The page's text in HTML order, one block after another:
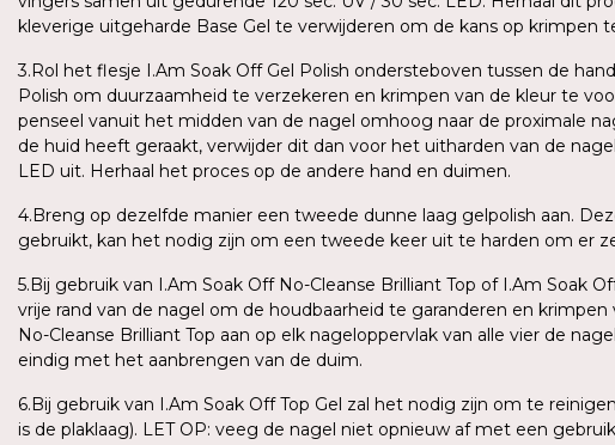
kleverige uitgeharde Base Gel te verwijderen om de kans op krimpen
3.Rol het flesje I.Am Soak Off Gel Polish ondersteboven tussen de
Polish om duurzaamheid te verzekeren en krimpen van de kleur te
penseel vanuit het midden van de nagel omhoog naar de proximale
de huid heeft geraakt, verwijder dit dan voor het uitharden van de
LED uit. Herhaal het proces op de andere hand en duimen.
4.Breng op dezelfde manier een tweede dunne laag gelpolish aan.
gebruikt, kan het nodig zijn om een tweede keer uit te harden om er
5.Bij gebruik van I.Am Soak Off No-Cleanse Brilliant Top of I.Am
vrije rand van de nagel om de houdbaarheid te garanderen en
No-Cleanse Brilliant Top aan op elk nageloppervlak van alle vier de
eindig met het aanbrengen van de duim.
6.Bij gebruik van I.Am Soak Off Top Gel zal het nodig zijn om te
is de plaklaag). LET OP: veeg de nagel niet opnieuw af met een